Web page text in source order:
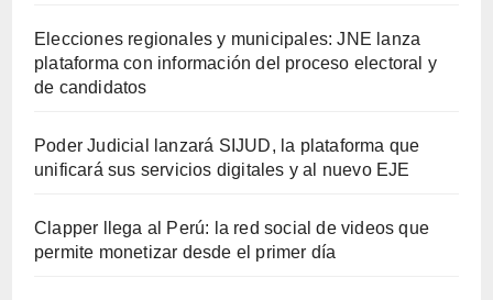
Elecciones regionales y municipales: JNE lanza
plataforma con información del proceso electoral y
de candidatos
Poder Judicial lanzará SIJUD, la plataforma que
unificará sus servicios digitales y al nuevo EJE
Clapper llega al Perú: la red social de videos que
permite monetizar desde el primer día